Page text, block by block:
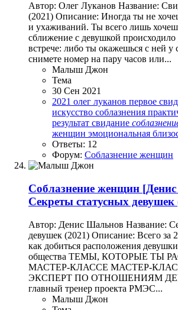
Автор: Олег Луканов Название:
(2021) Описание: Иногда ты не
и ухаживаний. Ты всего лишь
сближение с девушкой
встрече: либо ты окажешься с ней у
снимете номер на пару часов или...
Малыш Джон
Тема
30 Сен 2021
2021 олег луканов первое
искусство соблазнения
результат свидание
женщин эмоциональная
Ответы: 12
Форум: Соблазнение женщин
Соблазнение женщин
Секреты статусных девушек
Автор: Денис Шальнов Название:
девушек (2021) Описание: Всего за
как добиться расположения
общества ТЕМЫ, КОТОРЫЕ ТЫ
МАСТЕР-КЛАССЕ МАСТЕР-
ЭКСПЕРТ ПО ОТНОШЕНИЯМ
главный тренер проекта РМЭС...
Малыш Джон